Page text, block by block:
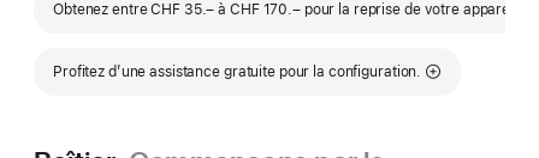
Obtenez entre CHF 35.– à CHF 170.– pour la reprise de votre appareil
Profitez d’une assistance gratuite pour la configuration.